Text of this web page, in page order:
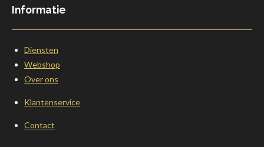
Informatie
Diensten
Webshop
Over ons
Klantenservice
Contact